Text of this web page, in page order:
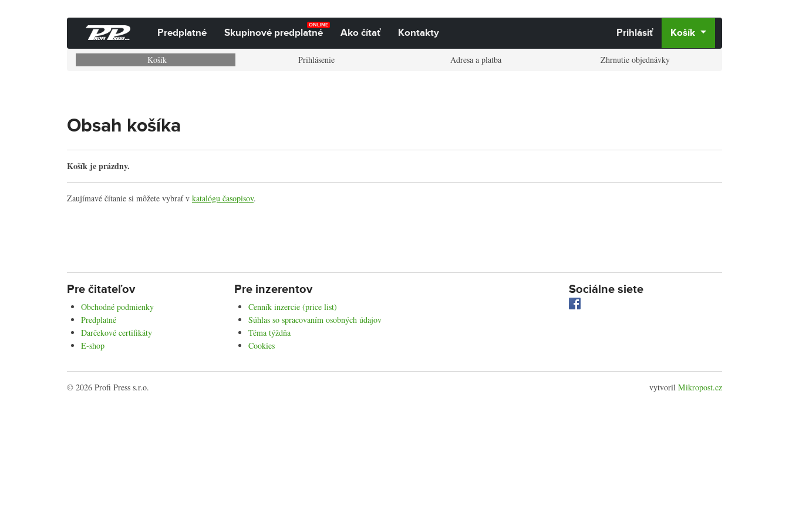
Predplatné
ONLINE
Skupinové predplatné Ako čítať Kontakty Prihlásiť Košík
Košík Prihlásenie Adresa a platba Zhrnutie objednávky
Obsah košíka
Košík je prázdny.
Zaujímavé čítanie si môžete vybrať v katalógu časopisov.
Pre čitateľov
Obchodné podmienky
Predplatné
Darčekové certifikáty
E-shop
Pre inzerentov
Cenník inzercie (price list)
Súhlas so spracovaním osobných údajov
Téma týždňa
Cookies
Sociálne siete
© 2026 Profi Press s.r.o. vytvoril Mikropost.cz